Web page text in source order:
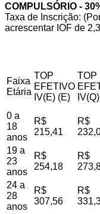
COMPULSÓRIO -
Taxa de Inscrição:
acrescentar IOF de
Faixa
Etária
TOP
EFETIVO
IV(E) (E)
TOP
0 a
18
anos
R$
215,41
R$
19 a
23
anos
R$
254,18
R$
24 a
28
anos
R$
307,56
R$